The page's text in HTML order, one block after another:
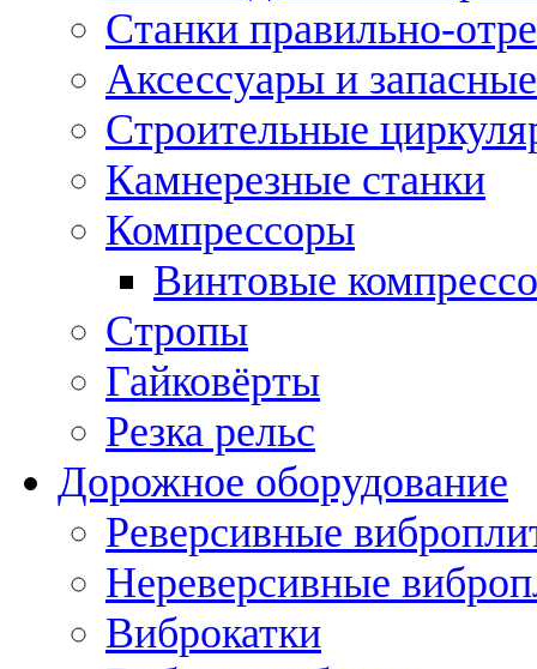
Станки правильно-
Аксессуары и
Строительные
Камнерезные станки
Компрессоры
Винтовые
Стропы
Гайковёрты
Резка рельс
Дорожное оборудование
Реверсивные
Нереверсивные
Виброкатки